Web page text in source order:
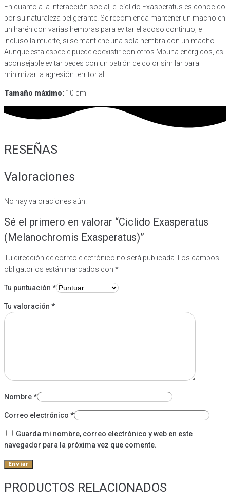
En cuanto a la interacción social, el cíclido Exasperatus es conocido
por su naturaleza beligerante. Se recomienda mantener un macho en
un harén con varias hembras para evitar el acoso continuo, e
incluso la muerte, si se mantiene una sola hembra con un macho.
Aunque esta especie puede coexistir con otros Mbuna enérgicos, es
aconsejable evitar peces con un patrón de color similar para
minimizar la agresión territorial.
Tamaño máximo: 10 cm
RESEÑAS
Valoraciones
No hay valoraciones aún.
Sé el primero en valorar “Ciclido Exasperatus
(Melanochromis Exasperatus)”
Tu dirección de correo electrónico no será publicada.
Los campos
obligatorios están marcados con *
Tu puntuación *
Tu valoración *
Nombre*
Correo electrónico *
Guarda mi nombre, correo electrónico y web en este
navegador para la próxima vez que comente.
PRODUCTOS RELACIONADOS